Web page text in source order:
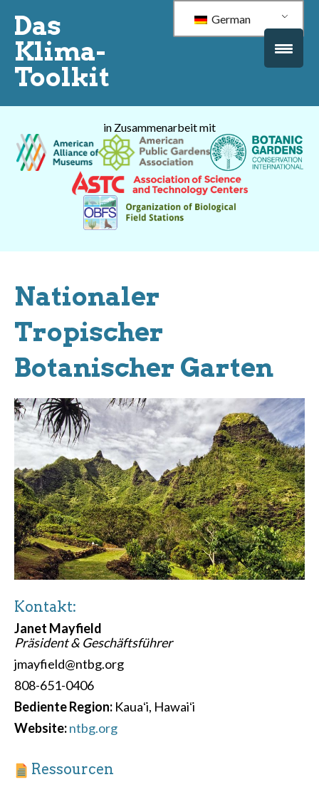
Das
Klima-
Toolkit
German
in Zusammenarbeit mit
Nationaler
Tropischer
Botanischer Garten
Kontakt:
Janet Mayfield
Präsident & Geschäftsführer
jmayfield@ntbg.org
808-651-0406
Bediente Region: Kauaʻi, Hawaiʻi
Website:ntbg.org
Ressourcen